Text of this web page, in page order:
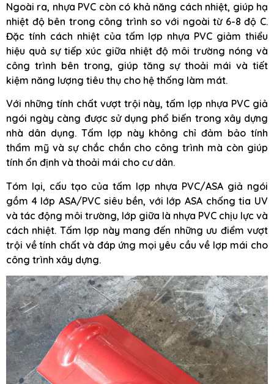
Ngoài ra, nhựa PVC còn có khả năng cách nhiệt, giúp hạ
nhiệt độ bên trong công trình so với ngoài từ 6-8 độ C.
Đặc tính cách nhiệt của tấm lợp nhựa PVC giảm thiểu
hiệu quả sự tiếp xúc giữa nhiệt độ môi trường nóng và
công trình bên trong, giúp tăng sự thoải mái và tiết
kiệm năng lượng tiêu thụ cho hệ thống làm mát.
Với những tính chất vượt trội này, tấm lợp nhựa PVC giả
ngói ngày càng được sử dụng phổ biến trong xây dựng
nhà dân dụng. Tấm lợp này không chỉ đảm bảo tính
thẩm mỹ và sự chắc chắn cho công trình mà còn giúp
tính ổn định và thoải mái cho cư dân.
Tóm lại, cấu tạo của tấm lợp nhựa PVC/ASA giả ngói
gồm 4 lớp ASA/PVC siêu bền, với lớp ASA chống tia UV
và tác động môi trường, lớp giữa là nhựa PVC chịu lực và
cách nhiệt. Tấm lợp này mang đến những ưu điểm vượt
trội về tính chất và đáp ứng mọi yêu cầu về lợp mái cho
công trình xây dựng.